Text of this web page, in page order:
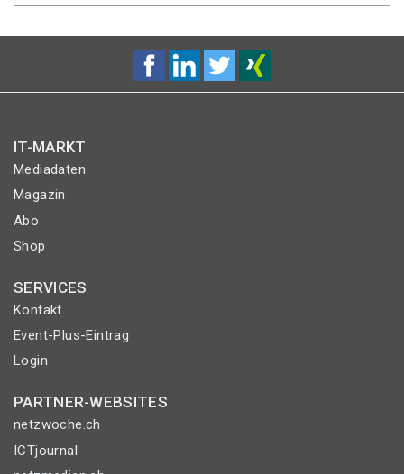
IT-MARKT
Mediadaten
Magazin
Abo
Shop
SERVICES
Kontakt
Event-Plus-Eintrag
Login
PARTNER-WEBSITES
netzwoche.ch
ICTjournal